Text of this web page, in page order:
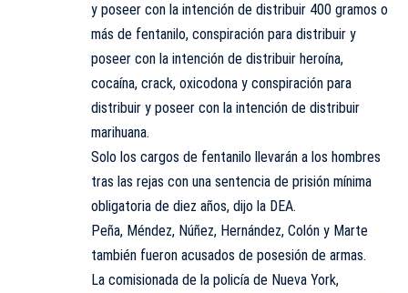
y poseer con la intención de distribuir 400 gramos o
más de fentanilo, conspiración para distribuir y
poseer con la intención de distribuir heroína,
cocaína, crack, oxicodona y conspiración para
distribuir y poseer con la intención de distribuir
marihuana.
Solo los cargos de fentanilo llevarán a los hombres
tras las rejas con una sentencia de prisión mínima
obligatoria de diez años, dijo la DEA.
Peña, Méndez, Núñez, Hernández, Colón y Marte
también fueron acusados de posesión de armas.
La comisionada de la policía de Nueva York,